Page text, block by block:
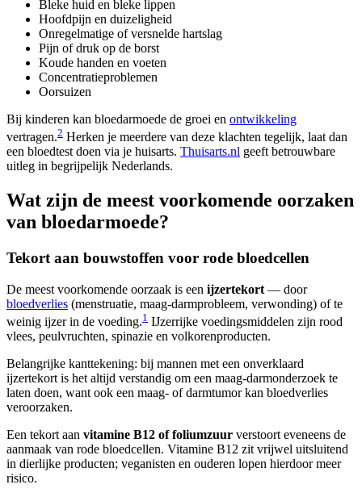
Bleke huid en bleke lippen
Hoofdpijn en duizeligheid
Onregelmatige of versnelde hartslag
Pijn of druk op de borst
Koude handen en voeten
Concentratieproblemen
Oorsuizen
Bij kinderen kan bloedarmoede de groei en ontwikkeling
vertragen.2 Herken je meerdere van deze klachten tegelijk, laat dan
een bloedtest doen via je huisarts. Thuisarts.nl geeft betrouwbare
uitleg in begrijpelijk Nederlands.
Wat zijn de meest voorkomende oorzaken
van bloedarmoede?
Tekort aan bouwstoffen voor rode bloedcellen
De meest voorkomende oorzaak is een ijzertekort — door
bloedverlies (menstruatie, maag-darmprobleem, verwonding) of te
weinig ijzer in de voeding.1 IJzerrijke voedingsmiddelen zijn rood
vlees, peulvruchten, spinazie en volkorenproducten.
Belangrijke kanttekening: bij mannen met een onverklaard
ijzertekort is het altijd verstandig om een maag-darmonderzoek te
laten doen, want ook een maag- of darmtumor kan bloedverlies
veroorzaken.
Een tekort aan vitamine B12 of foliumzuur verstoort eveneens de
aanmaak van rode bloedcellen. Vitamine B12 zit vrijwel uitsluitend
in dierlijke producten; veganisten en ouderen lopen hierdoor meer
risico.